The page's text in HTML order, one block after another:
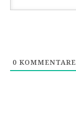
0 KOMMENTARE